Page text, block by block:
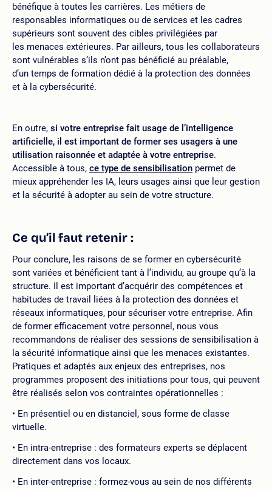
bénéfique à toutes les carrières. Les métiers de
responsables informatiques ou de services et les cadres
supérieurs sont souvent des cibles privilégiées par
les menaces extérieures. Par ailleurs, tous les collaborateurs
sont vulnérables s’ils n’ont pas bénéficié au préalable,
d’un temps de formation dédié à la protection des données
et à la cybersécurité.
En outre, si votre entreprise fait usage de l’intelligence
artificielle, il est important de former ses usagers à une
utilisation raisonnée et adaptée à votre entreprise.
Accessible à tous, ce type de sensibilisation permet de
mieux appréhender les IA, leurs usages ainsi que leur gestion
et la sécurité à adopter au sein de votre structure.
Ce qu’il faut retenir :
Pour conclure, les raisons de se former en cybersécurité
sont variées et bénéficient tant à l’individu, au groupe qu’à la
structure. Il est important d’acquérir des compétences et
habitudes de travail liées à la protection des données et
réseaux informatiques, pour sécuriser votre entreprise. Afin
de former efficacement votre personnel, nous vous
recommandons de réaliser des sessions de sensibilisation à
la sécurité informatique ainsi que les menaces existantes.
Pratiques et adaptés aux enjeux des entreprises, nos
programmes proposent des initiations pour tous, qui peuvent
être réalisés selon vos contraintes opérationnelles :
En présentiel ou en distanciel, sous forme de classe
virtuelle.
En intra-entreprise : des formateurs experts se déplacent
directement dans vos locaux.
En inter-entreprise : formez-vous au sein de nos différents